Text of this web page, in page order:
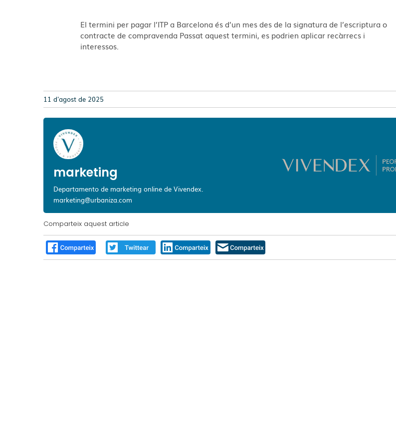
El termini per pagar l’ITP a Barcelona és d’un mes des de la signatura de l’escriptura o
contracte de compravenda Passat aquest termini, es podrien aplicar recàrrecs i
interessos.
11 d'agost de 2025
marketing
Departamento de marketing online de Vivendex.
marketing@urbaniza.com
Comparteix aquest article